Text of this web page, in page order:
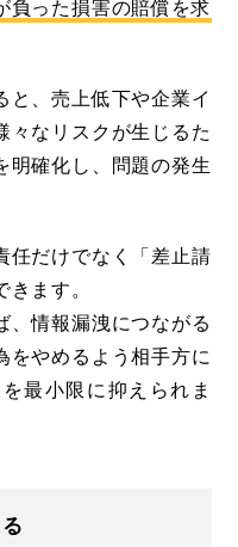
負った損害の賠償を求
と、売上低下や企業イ
々なリスクが生じるた
明確化し、問題の発生
任だけでなく「差止請
ます。
、情報漏洩につながる
をやめるよう相手方に
最小限に抑えられま